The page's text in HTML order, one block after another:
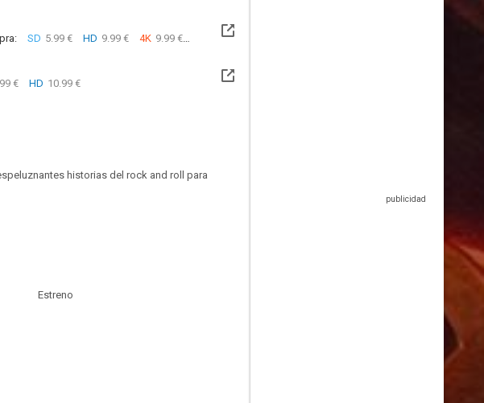
SD 5.99 € HD 9.99 € 4K 9.99 €
€ HD 10.99 €
historias del rock and roll para
Estreno